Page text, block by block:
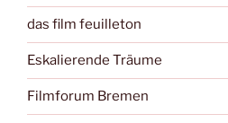
das film feuilleton
Eskalierende Träume
Filmforum Bremen